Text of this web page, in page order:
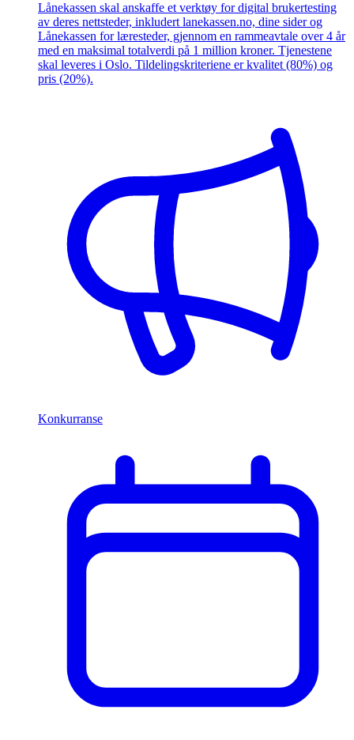
Lånekassen skal anskaffe et verktøy for digital brukertesting
av deres nettsteder, inkludert lanekassen.no, dine sider og
Lånekassen for læresteder, gjennom en rammeavtale over 4 år
med en maksimal totalverdi på 1 million kroner. Tjenestene
skal leveres i Oslo. Tildelingskriteriene er kvalitet (80%) og
pris (20%).
Konkurranse